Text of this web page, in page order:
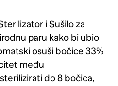
i Sušilo za
paru kako bi ubio
osuši bočice 33%
među
do 8 bočica,